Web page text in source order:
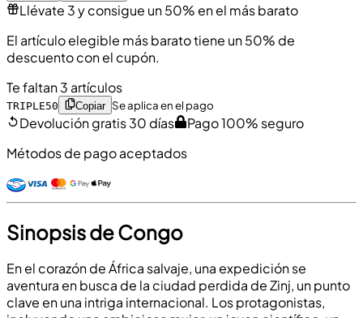
Llévate 3 y consigue un 50% en el más barato
El artículo elegible más barato tiene un 50% de
descuento con el cupón.
Te faltan 3 artículos
TRIPLE50 Copiar Se aplica en el pago
Devolución gratis 30 días
Pago 100% seguro
Métodos de pago aceptados
Sinopsis de Congo
En el corazón de África salvaje, una expedición se
aventura en busca de la ciudad perdida de Zinj, un punto
clave en una intriga internacional. Los protagonistas,